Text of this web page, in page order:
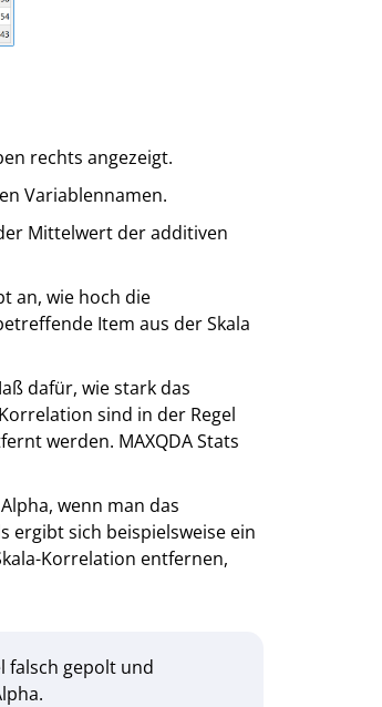
rechts angezeigt.
Variablennamen.
Mittelwert der additiven
an, wie hoch die
Item aus der Skala
dafür, wie stark das
sind in der Regel
werden. MAXQDA Stats
wenn man das
ergibt sich beispielsweise ein
Korrelation entfernen,
falsch gepolt und